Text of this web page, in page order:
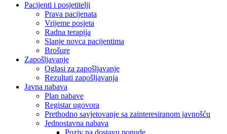
Pacijenti i posjetitelji
Prava pacijenata
Vrijeme posjeta
Radna terapija
Slanje novca pacijentima
Brošure
Zapošljavanje
Oglasi za zapošljavanje
Rezultati zapošljavanja
Javna nabava
Plan nabave
Registar ugovora
Prethodno savjetovanje sa zainteresiranom javnošću
Jednostavna nabava
Poziv na dostavu ponude